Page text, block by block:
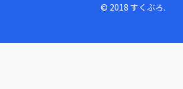
© 2018 すくぶろ.